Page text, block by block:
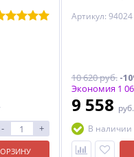
- +
Артикул: 94024
10 620 руб.-
Экономия 1
9 558 руб.
В наличии